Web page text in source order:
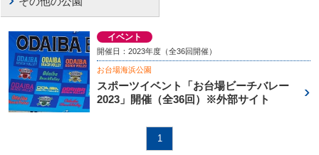
イベント
開催日：2023年度（全36回開催）
お台場海浜公園
スポーツイベント「お台場ビーチバレー
2023」開催（全36回）※外部サイト
1